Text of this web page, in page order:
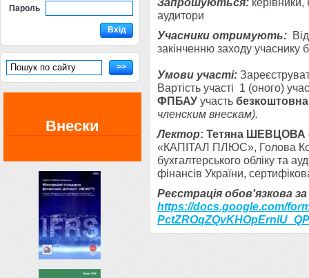
Пароль
Вхід
>>
Внески
аудитори
Учасники отримують:
закінченню заходу учаснику
Умови участі:
Вартість участі 1 (оного)
ФПБАУ участь безкоштовна
членским внескам).
Лектор: Тетяна ШЕВЦОВА
«КАПІТАЛ ПЛЮС», Голова
бухгалтерського обліку та
фінансів України,
Реєстрація обов'язкова
https://docs.google.com/
PctZROqZQvKHOpErnlU_